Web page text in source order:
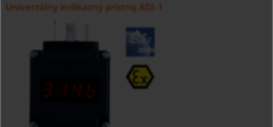
Univerzálny indikacný prístroj ADI-1